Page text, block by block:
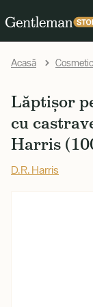
Acasă
Lăptișor
cu
Harris
D.R. Harris